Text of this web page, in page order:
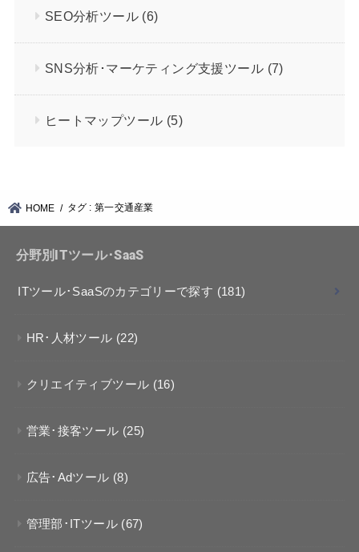
SEO分析ツール (6)
SNS分析･マーケティング支援ツール (7)
ヒートマップツール (5)
HOME タグ : 第一交通産業
分野別ITツール･SaaS
ITツール･SaaSのカテゴリーで探す (181)
HR･人材ツール (22)
クリエイティブツール (16)
営業･接客ツール (25)
広告･Adツール (8)
管理部･ITツール (67)